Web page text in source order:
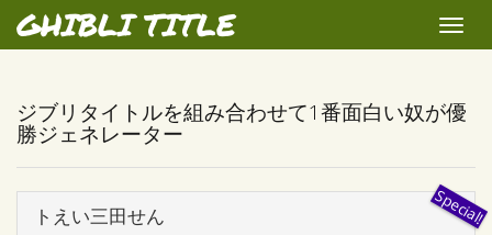
GHIBLI TITLE
Toggle
ジブリタイトルを組み合わせて1番面白い奴が優
勝ジェネレーター
トえい三田せん